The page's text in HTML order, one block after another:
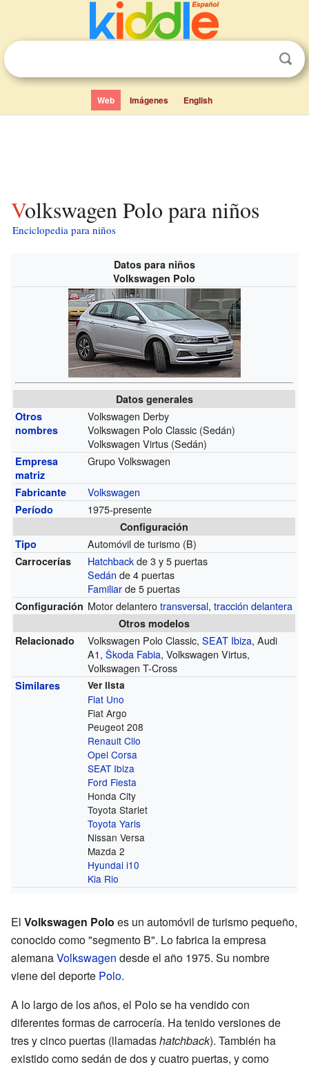
Web Imágenes English
Volkswagen Polo para niños
Enciclopedia para niños
Datos para niños
Volkswagen Polo
Datos generales
Otros
nombres
Volkswagen Derby
Volkswagen Polo Classic (Sedán)
Volkswagen Virtus (Sedán)
Empresa
matriz
Grupo Volkswagen
Fabricante Volkswagen
Período 1975-presente
Configuración
Tipo
Automóvil de turismo (B)
Carrocerías Hatchbackde 3 y 5 puertas
Sedán de 4 puertas
Familiarde 5 puertas
Configuración Motor delanterotransversal,tracción delantera
Otros modelos
Relacionado
Volkswagen Polo Classic,SEAT Ibiza, Audi
A1,Škoda Fabia, Volkswagen Virtus,
Volkswagen T-Cross
Similares Ver lista
Fiat Uno
Fiat Argo
Peugeot 208
Renault Clio
Opel Corsa
SEAT Ibiza
Ford Fiesta
Honda City
Toyota Starlet
Toyota Yaris
Nissan Versa
Mazda 2
Hyundai i10
Kia Rio
El Volkswagen Polo es un automóvil de turismo pequeño,
conocido como "segmento B". Lo fabrica la empresa
alemanaVolkswagen desde el año 1975. Su nombre
viene del deporte Polo.
A lo largo de los años, el Polo se ha vendido con
diferentes formas de carrocería. Ha tenido versiones de
tres y cinco puertas (llamadashatchback). También ha
existido como sedán de dos y cuatro puertas, y como